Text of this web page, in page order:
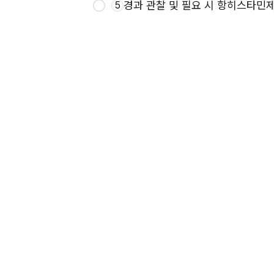
5 경과 관찰 및 필요 시 항히스타민